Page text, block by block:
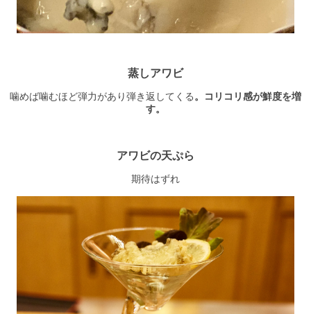
蒸しアワビ
噛めば噛むほど弾力があり弾き返してくる 。コリコリ感が鮮度を増
す。
アワビの天ぷら
期待はずれ